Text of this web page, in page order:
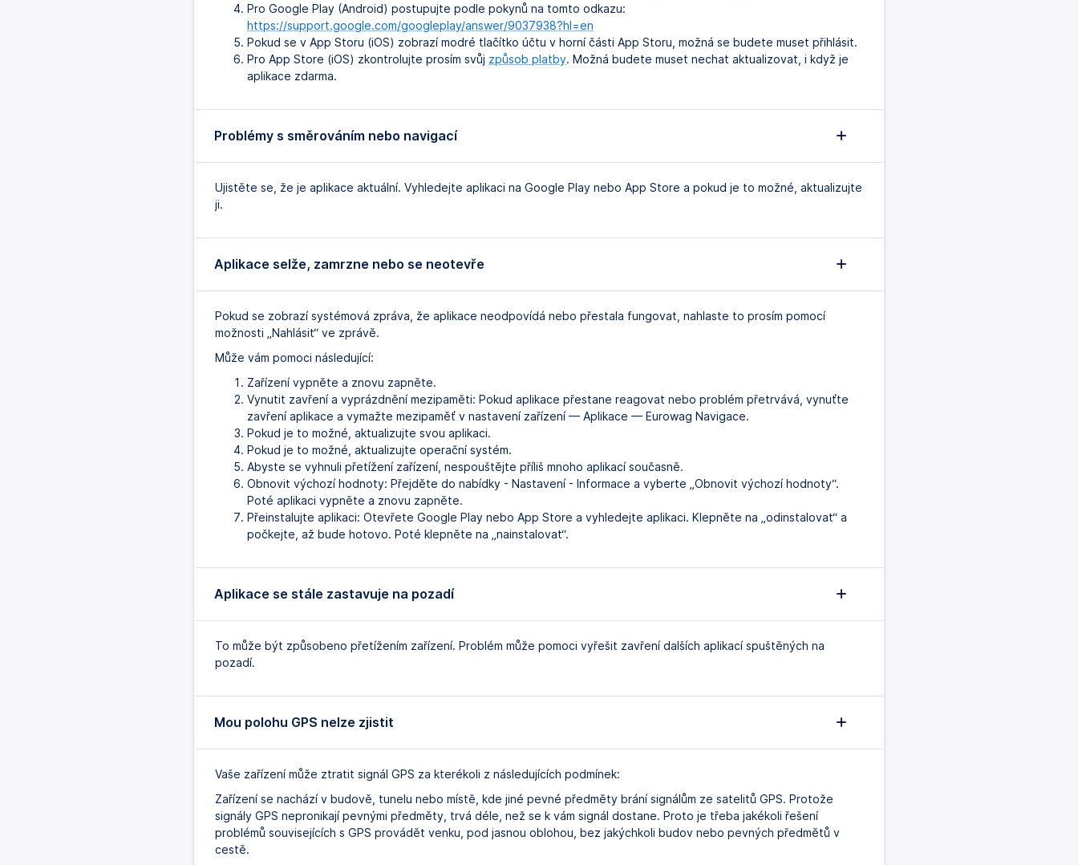
Pro Google Play (Android) postupujte podle pokynů na tomto odkazu:
https://support.google.com/googleplay/answer/9037938?hl=en
Pokud se v App Storu (iOS) zobrazí modré tlačítko účtu v horní části App Storu, možná se budete muset přihlásit.
Pro App Store (iOS) zkontrolujte prosím svůj způsob platby. Možná budete muset nechat aktualizovat, i když je
aplikace zdarma.
Problémy s směrováním nebo navigací
Ujistěte se, že je aplikace aktuální. Vyhledejte aplikaci na Google Play nebo App Store a pokud je to možné, aktualizujte
ji.
Aplikace selže, zamrzne nebo se neotevře
Pokud se zobrazí systémová zpráva, že aplikace neodpovídá nebo přestala fungovat, nahlaste to prosím pomocí
možnosti „Nahlásit“ ve zprávě.
Může vám pomoci následující:
Zařízení vypněte a znovu zapněte.
Vynutit zavření a vyprázdnění mezipaměti: Pokud aplikace přestane reagovat nebo problém přetrvává, vynuťte
zavření aplikace a vymažte mezipaměť v nastavení zařízení — Aplikace — Eurowag Navigace.
Pokud je to možné, aktualizujte svou aplikaci.
Pokud je to možné, aktualizujte operační systém.
Abyste se vyhnuli přetížení zařízení, nespouštějte příliš mnoho aplikací současně.
Obnovit výchozí hodnoty: Přejděte do nabídky - Nastavení - Informace a vyberte „Obnovit výchozí hodnoty“.
Poté aplikaci vypněte a znovu zapněte.
Přeinstalujte aplikaci: Otevřete Google Play nebo App Store a vyhledejte aplikaci. Klepněte na „odinstalovat“ a
počkejte, až bude hotovo. Poté klepněte na „nainstalovat“.
Aplikace se stále zastavuje na pozadí
To může být způsobeno přetížením zařízení. Problém může pomoci vyřešit zavření dalších aplikací spuštěných na
pozadí.
Mou polohu GPS nelze zjistit
Vaše zařízení může ztratit signál GPS za kterékoli z následujících podmínek:
Zařízení se nachází v budově, tunelu nebo místě, kde jiné pevné předměty brání signálům ze satelitů GPS. Protože
signály GPS nepronikají pevnými předměty, trvá déle, než se k vám signál dostane. Proto je třeba jakékoli řešení
problémů souvisejících s GPS provádět venku, pod jasnou oblohou, bez jakýchkoli budov nebo pevných předmětů v
cestě.